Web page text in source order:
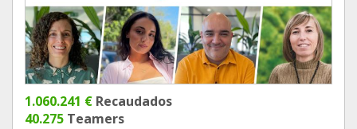
1.060.241 € Recaudados
40.275 Teamers